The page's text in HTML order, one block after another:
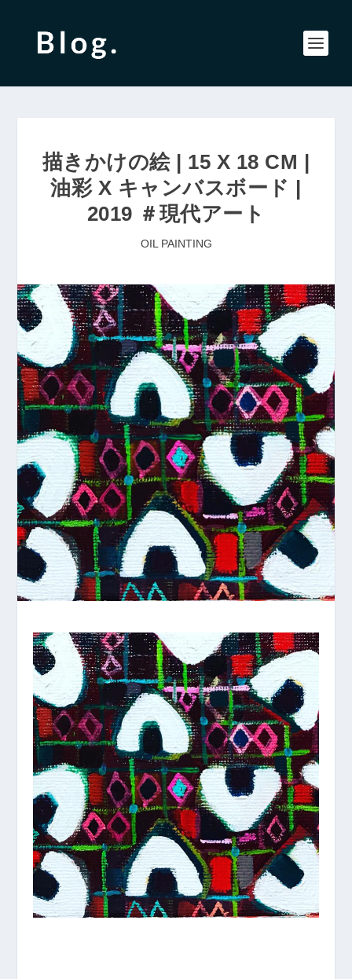
描きかけの絵 | 15 X 18 CM |
油彩 X キャンバスボード |
2019 ＃現代アート
OIL PAINTING